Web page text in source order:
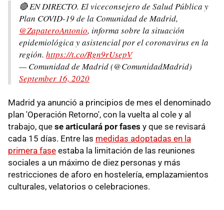
🔴 EN DIRECTO. El viceconsejero de Salud Pública y
Plan COVID-19 de la Comunidad de Madrid,
@ZapateroAntonio, informa sobre la situación
epidemiológica y asistencial por el coronavirus en la
región. https://t.co/Rgn9rUsepV
— Comunidad de Madrid (@ComunidadMadrid)
September 16, 2020
Madrid ya anunció a principios de mes el denominado
plan 'Operación Retorno', con la vuelta al cole y al
trabajo, que se articulará por fases y que se revisará
cada 15 días. Entre las medidas adoptadas en la
primera fase estaba la limitación de las reuniones
sociales a un máximo de diez personas y más
restricciones de aforo en hostelería, emplazamientos
culturales, velatorios o celebraciones.